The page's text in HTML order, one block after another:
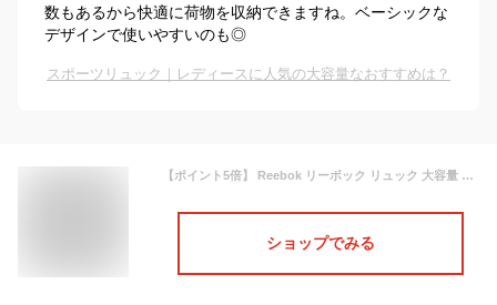
数もあるから快適に荷物を収納できますね。ベーシックな
デザインで使いやすいのも◎
スポーツリュック｜レディースに人気の大容量なおすすめは？
【ポイント5倍】 Reebok リーボック リュック 大容量 メンズ 通学 軽量 大容量 30L ポケット 多い 通学 通勤 高校生 中学生 スポーツリュック ビジネスリュック バックパック 旅行 登山 アウトドア ブランド レディース 黒 紺 karlas
ショップでみる